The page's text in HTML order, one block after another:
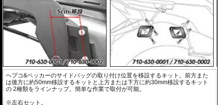
ヘプコ&ベッカーのサイドバッグの取り付け位置を移設するキット。前方また
は後方に約50mm移設するキットと上方または下方に約30mm移設するキット
の 2種類をラインナップ。簡単な作業で取付が可能。
※左右セット。